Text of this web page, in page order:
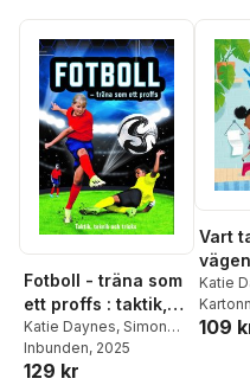
Fotboll - träna som
ett proffs : taktik,
teknik och tricks
Katie Daynes, Simon
Tudhope
Inbunden, 2025
129 kr
Vart
Katie
109